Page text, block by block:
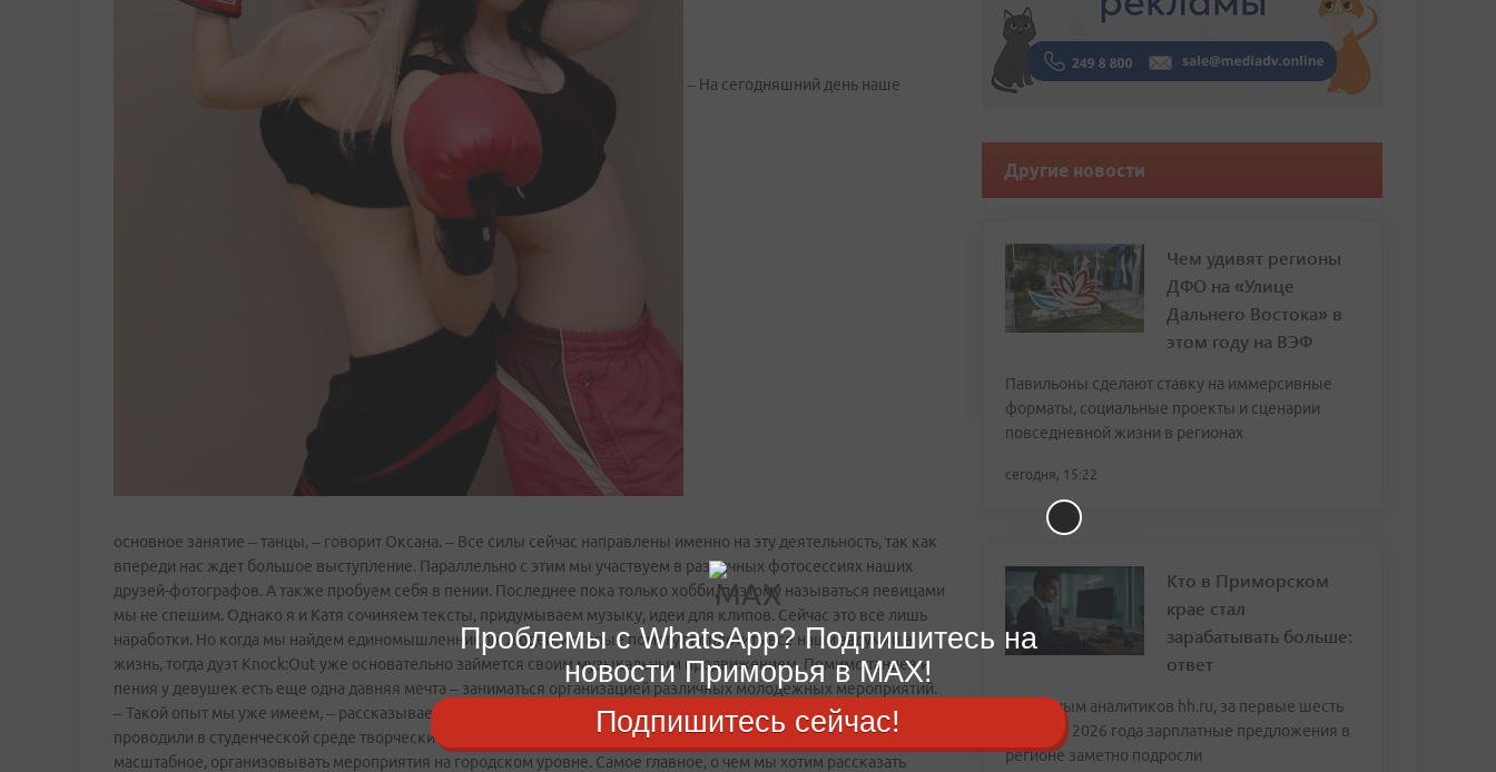
– На сегодняшний день наше
основное занятие – танцы, – говорит Оксана. – Все силы сейчас направлены именно на эту деятельность, так как
впереди нас ждет большое выступление. Параллельно с этим мы участвуем в различных фотосессиях наших
друзей-фотографов. А также пробуем себя в пении. Последнее пока только хобби, поэтому называться певицами
мы не спешим. Однако я и Катя сочиняем тексты, придумываем музыку, идеи для клипов. Сейчас это все лишь
наработки. Но когда мы найдем единомышленников, людей, которые помогут воплотить все наши задумки в
жизнь, тогда дуэт Knock:Out уже основательно займется своим музыкальным продвижением. Помимо танцев и
пения у девушек есть еще одна давняя мечта – заниматься организацией различных молодежных мероприятий.
– Такой опыт мы уже имеем, – рассказывает Оксана. – Еще во время работы в университетской газете мы
проводили в студенческой среде творческие вечера. Однако сейчас хотелось бы выйти на что­-то более
масштабное, организовывать мероприятия на городском уровне. Самое главное, о чем мы хотим рассказать
Другие новости
Чем удивят регионы
ДФО на «Улице
Дальнего Востока» в
этом году на ВЭФ
Павильоны сделают ставку на иммерсивные
форматы, социальные проекты и сценарии
повседневной жизни в регионах
сегодня, 15:22
Кто в Приморском
крае стал
зарабатывать больше:
ответ
По данным аналитиков hh.ru, за первые шесть
месяцев 2026 года зарплатные предложения в
регионе заметно подросли
Проблемы с WhatsApp? Подпишитесь на
новости Приморья в MAX!
Подпишитесь сейчас!